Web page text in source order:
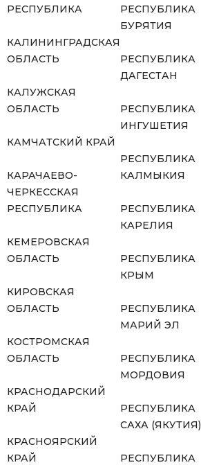
РЕСПУБЛИКА
КАЛИНИНГРАДСКАЯ
ОБЛАСТЬ
КАЛУЖСКАЯ
ОБЛАСТЬ
КАМЧАТСКИЙ КРАЙ
КАРАЧАЕВО-
ЧЕРКЕССКАЯ
РЕСПУБЛИКА
КЕМЕРОВСКАЯ
ОБЛАСТЬ
КИРОВСКАЯ
ОБЛАСТЬ
КОСТРОМСКАЯ
ОБЛАСТЬ
КРАСНОДАРСКИЙ
КРАЙ
КРАСНОЯРСКИЙ
КРАЙ
РЕСПУБЛИКА
БУРЯТИЯ
РЕСПУБЛИКА
ДАГЕСТАН
РЕСПУБЛИКА
ИНГУШЕТИЯ
РЕСПУБЛИКА
КАЛМЫКИЯ
РЕСПУБЛИКА
КАРЕЛИЯ
РЕСПУБЛИКА
КРЫМ
РЕСПУБЛИКА
МАРИЙ ЭЛ
РЕСПУБЛИКА
МОРДОВИЯ
РЕСПУБЛИКА
САХА (ЯКУТИЯ)
РЕСПУБЛИКА